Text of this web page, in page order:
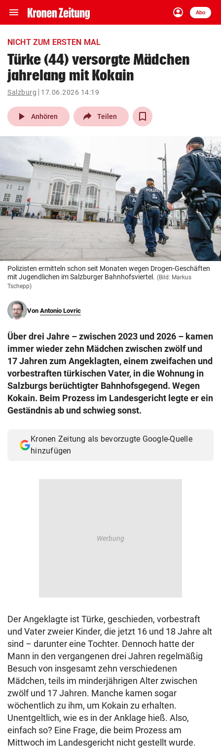
menu Navigation
ein-/ausklappen
account_circle
Anmelden
Abo
close Schließen
account_circle Anmelden
pin_drop
Wien arrow_right
bookmark
Suchbegriff
eingeben
© Krone Multimedia GmbH & Co KG 2026
Muthgasse 2, 1190 Wien
NICHT ZUM ERSTEN MAL
Türke (44) versorgte Mädchen
jahrelang mit Kokain
Salzburg 17.06.2026 14:19
play_arrow Anhören Teilen
Polizisten ermitteln schon seit Monaten wegen Drogen-Geschäften
mit Jugendlichen im Salzburger Bahnhofsviertel. (Bild: Markus
Tschepp)
Von Antonio Lovric
Über drei Jahre – zwischen 2023 und 2026 – kamen
immer wieder zehn Mädchen zwischen zwölf und
17 Jahren zum Angeklagten, einem zweifachen und
vorbestraften türkischen Vater, in die Wohnung in
Salzburgs berüchtigter Bahnhofsgegend. Wegen
Kokain. Beim Prozess im Landesgericht legte er ein
Geständnis ab und schwieg sonst.
Kronen Zeitung als bevorzugte Google-Quelle
hinzufügen
Der Angeklagte ist Türke, geschieden, vorbestraft
und Vater zweier Kinder, die jetzt 16 und 18 Jahre alt
sind – darunter eine Tochter. Dennoch hatte der
Mann in den vergangenen drei Jahren regelmäßig
Besuch von insgesamt zehn verschiedenen
Mädchen, teils im minderjährigen Alter zwischen
zwölf und 17 Jahren. Manche kamen sogar
wöchentlich zu ihm, um Kokain zu erhalten.
Unentgeltlich, wie es in der Anklage hieß. Also,
einfach so? Eine Frage, die beim Prozess am
Mittwoch im Landesgericht nicht gestellt wurde.